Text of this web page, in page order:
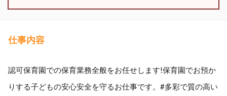
仕事内容
認可保育園での保育業務全般をお任せします!保育園でお預か
りする子どもの安心安全を守るお仕事です。#多彩で質の高い